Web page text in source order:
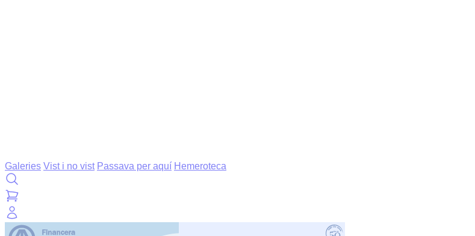
Galeries Vist i no vist Passava per aquí Hemeroteca